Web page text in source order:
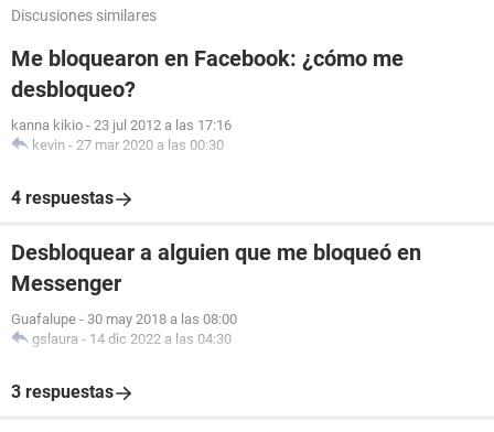
Discusiones similares
Me bloquearon en Facebook: ¿cómo me
desbloqueo?
kanna kikio - 23 jul 2012 a las 17:16
kevin - 27 mar 2020 a las 00:30
4 respuestas
Desbloquear a alguien que me bloqueó en
Messenger
Guafalupe - 30 may 2018 a las 08:00
gslaura - 14 dic 2022 a las 04:30
3 respuestas